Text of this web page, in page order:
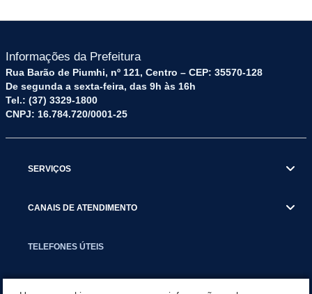
Informações da Prefeitura
Rua Barão de Piumhi, nº 121, Centro – CEP: 35570-128
De segunda a sexta-feira, das 9h às 16h
Tel.: (37) 3329-1800
CNPJ: 16.784.720/0001-25
SERVIÇOS
CANAIS DE ATENDIMENTO
TELEFONES ÚTEIS